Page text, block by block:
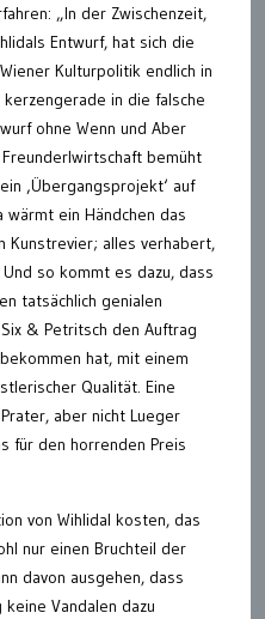
„In der Zwischenzeit,
Entwurf, hat sich die
Kulturpolitik endlich in
in die falsche
ohne Wenn und Aber
bemüht
‚Übergangsprojekt‘ auf
ein Händchen das
Kunstrevier; alles verhabert,
so kommt es dazu, dass
tatsächlich genialen
& Petritsch den Auftrag
hat, mit einem
Qualität. Eine
aber nicht Lueger
für den horrenden Preis
von Wihlidal kosten, das
nur einen Bruchteil der
davon ausgehen, dass
Vandalen dazu